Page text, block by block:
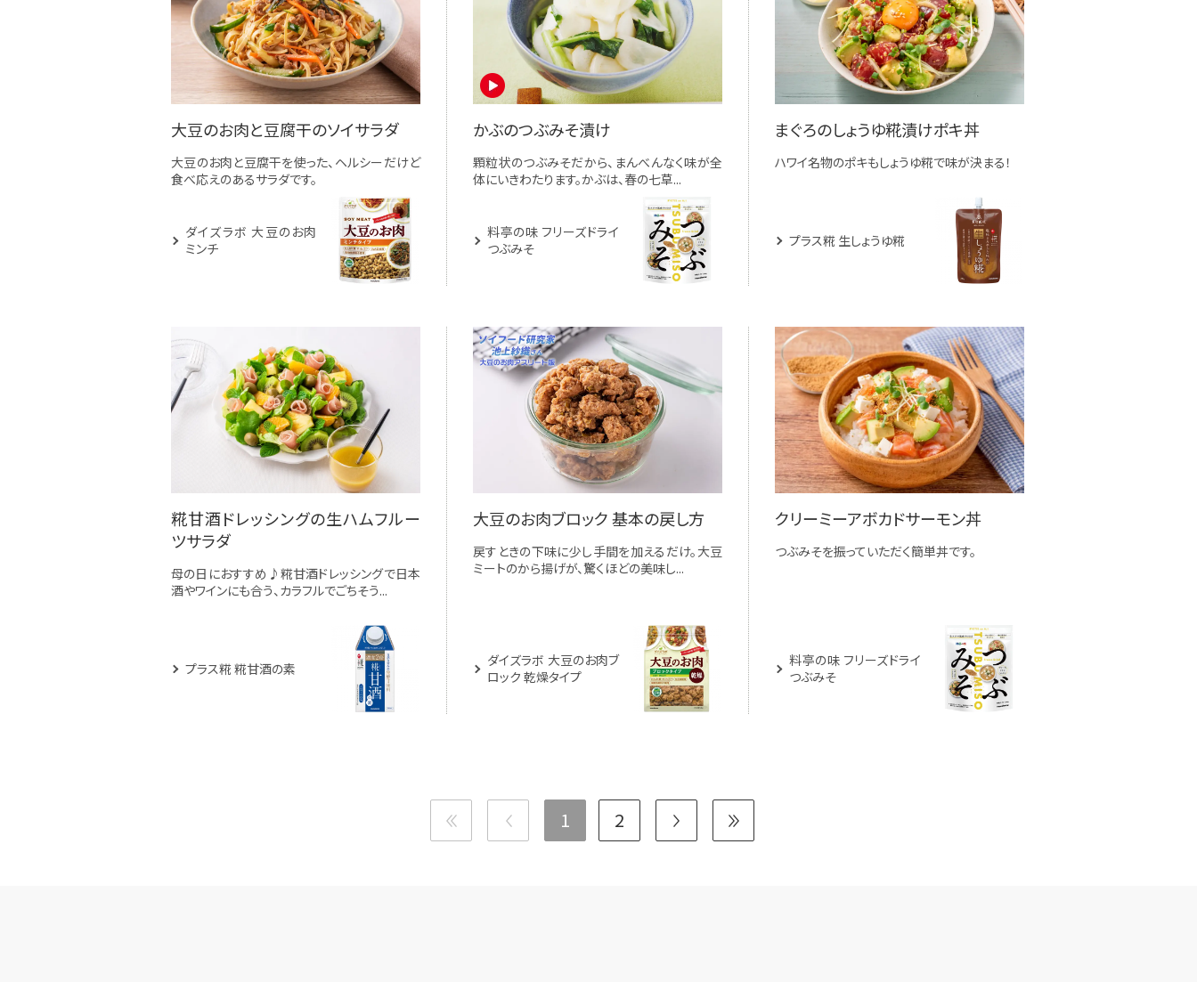
大豆のお肉と豆腐干のソイサラダ
大豆のお肉と豆腐干を使った、ヘルシーだけど
食べ応えのあるサラダです。
ダイズラボ 大豆のお肉
ミンチ
かぶのつぶみそ漬け
顆粒状のつぶみそだから、まんべんなく味が全
体にいきわたります。かぶは、春の七草...
料亭の味 フリーズドライ
つぶみそ
まぐろのしょうゆ糀漬けポキ丼
ハワイ名物のポキもしょうゆ糀で味が決まる！
プラス糀 生しょうゆ糀
糀甘酒ドレッシングの生ハムフルー
ツサラダ
母の日におすすめ♪糀甘酒ドレッシングで日本
酒やワインにも合う、カラフルでごちそう...
プラス糀 糀甘酒の素
大豆のお肉ブロック 基本の戻し方
戻すときの下味に少し手間を加えるだけ。大豆
ミートのから揚げが、驚くほどの美味し...
ダイズラボ 大豆のお肉ブ
ロック 乾燥タイプ
クリーミーアボカドサーモン丼
つぶみそを振っていただく簡単丼です。
料亭の味 フリーズドライ
つぶみそ
1 2